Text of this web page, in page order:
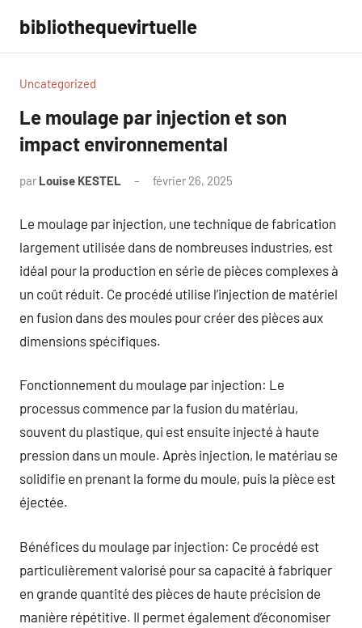
contenu
bibliothequevirtuelle
Uncategorized
Le moulage par injection et son
impact environnemental
par Louise KESTEL février 26, 2025
Le moulage par injection, une technique de fabrication
largement utilisée dans de nombreuses industries, est
idéal pour la production en série de pièces complexes à
un coût réduit. Ce procédé utilise l’injection de matériel
en fusion dans des moules pour créer des pièces aux
dimensions spécifiques.
Fonctionnement du moulage par injection: Le
processus commence par la fusion du matériau,
souvent du plastique, qui est ensuite injecté à haute
pression dans un moule. Après injection, le matériau se
solidifie en prenant la forme du moule, puis la pièce est
éjectée.
Bénéfices du moulage par injection: Ce procédé est
particulièrement valorisé pour sa capacité à fabriquer
en grande quantité des pièces de haute précision de
manière répétitive. Il permet également d’économiser